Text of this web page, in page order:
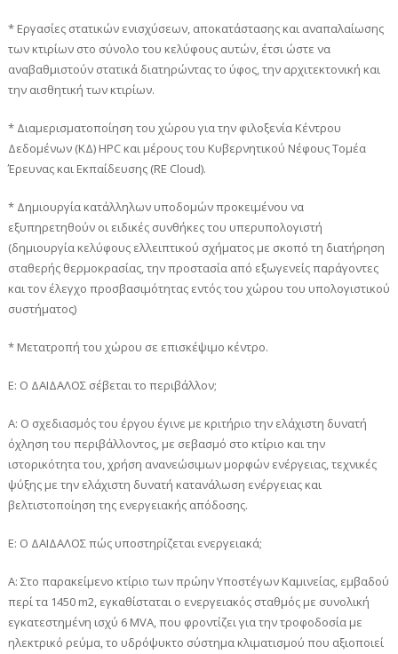
* Εργασίες στατικών ενισχύσεων, αποκατάστασης και αναπαλαίωσης
των κτιρίων στο σύνολο του κελύφους αυτών, έτσι ώστε να
αναβαθμιστούν στατικά διατηρώντας το ύφος, την αρχιτεκτονική και
την αισθητική των κτιρίων.
* Διαμερισματοποίηση του χώρου για την φιλοξενία Κέντρου
Δεδομένων (ΚΔ) HPC και μέρους του Κυβερνητικού Νέφους Τομέα
Έρευνας και Εκπαίδευσης (RE Cloud).
* Δημιουργία κατάλληλων υποδομών προκειμένου να
εξυπηρετηθούν οι ειδικές συνθήκες του υπερυπολογιστή
(δημιουργία κελύφους ελλειπτικού σχήματος με σκοπό τη διατήρηση
σταθερής θερμοκρασίας, την προστασία από εξωγενείς παράγοντες
και τον έλεγχο προσβασιμότητας εντός του χώρου του υπολογιστικού
συστήματος)
* Μετατροπή του χώρου σε επισκέψιμο κέντρο.
Ε: Ο ΔΑΙΔΑΛΟΣ σέβεται το περιβάλλον;
A: Ο σχεδιασμός του έργου έγινε με κριτήριο την ελάχιστη δυνατή
όχληση του περιβάλλοντος, με σεβασμό στο κτίριο και την
ιστορικότητα του, χρήση ανανεώσιμων μορφών ενέργειας, τεχνικές
ψύξης με την ελάχιστη δυνατή κατανάλωση ενέργειας και
βελτιστοποίηση της ενεργειακής απόδοσης.
Ε: Ο ΔΑΙΔΑΛΟΣ πώς υποστηρίζεται ενεργειακά;
A: Στο παρακείμενο κτίριο των πρώην Υποστέγων Καμινείας, εμβαδού
περί τα 1450 m2, εγκαθίσταται ο ενεργειακός σταθμός με συνολική
εγκατεστημένη ισχύ 6 MVA, που φροντίζει για την τροφοδοσία με
ηλεκτρικό ρεύμα, το υδρόψυκτο σύστημα κλιματισμού που αξιοποιεί